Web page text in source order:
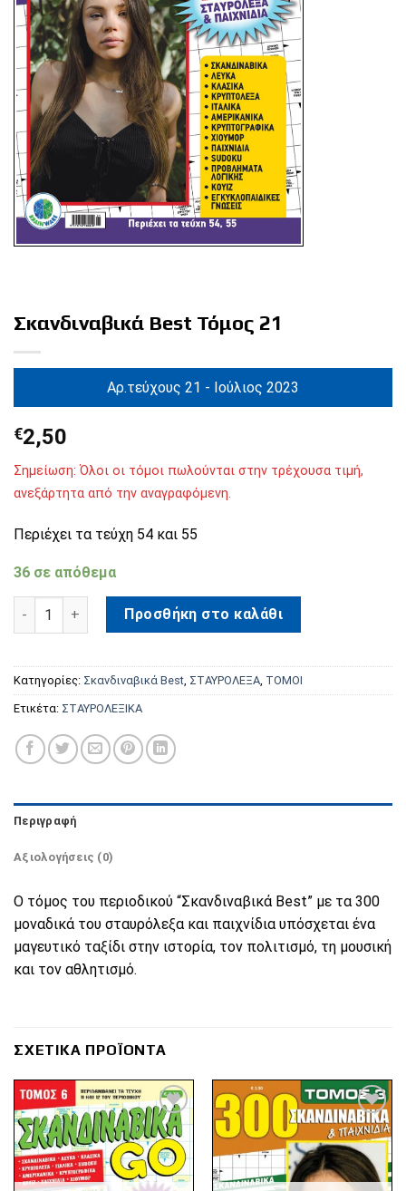
Σκανδιναβικά Βest Τόμος 21
Αρ.τεύχους 21 - Ιούλιος 2023
€2,50
Σημείωση: Όλοι οι τόμοι πωλούνται στην τρέχουσα τιμή,
ανεξάρτητα από την αναγραφόμενη.
Περιέχει τα τεύχη 54 και 55
36 σε απόθεμα
Σκανδιναβικά Βest Τόμος 21 ποσότητα
Προσθήκη στο καλάθι
Κατηγορίες: Σκανδιναβικά Best, ΣΤΑΥΡΟΛΕΞΑ, ΤΟΜΟΙ
Ετικέτα: ΣΤΑΥΡΟΛΕΞΙΚΑ
Περιγραφή
Αξιολογήσεις (0)
Ο τόμος του περιοδικού “Σκανδιναβικά Best” με τα 300
μοναδικά του σταυρόλεξα και παιχνίδια υπόσχεται ένα
μαγευτικό ταξίδι στην ιστορία, τον πολιτισμό, τη μουσική
και τον αθλητισμό.
ΣΧΕΤΙΚΆ ΠΡΟΪΌΝΤΑ
Πρόσθήκη
στην λίστα
επιθυμιών
Πρόσθήκη
στην λίστα
επιθυμιών